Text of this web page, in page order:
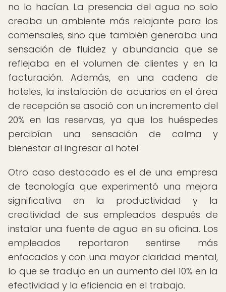
no lo hacían. La presencia del agua no solo
creaba un ambiente más relajante para los
comensales, sino que también generaba una
sensación de fluidez y abundancia que se
reflejaba en el volumen de clientes y en la
facturación. Además, en una cadena de
hoteles, la instalación de acuarios en el área
de recepción se asoció con un incremento del
20% en las reservas, ya que los huéspedes
percibían una sensación de calma y
bienestar al ingresar al hotel.
Otro caso destacado es el de una empresa
de tecnología que experimentó una mejora
significativa en la productividad y la
creatividad de sus empleados después de
instalar una fuente de agua en su oficina. Los
empleados reportaron sentirse más
enfocados y con una mayor claridad mental,
lo que se tradujo en un aumento del 10% en la
efectividad y la eficiencia en el trabajo.